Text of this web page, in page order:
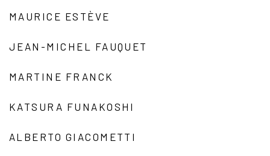
MAURICE ESTÈVE
JEAN-MICHEL FAUQUET
MARTINE FRANCK
KATSURA FUNAKOSHI
ALBERTO GIACOMETTI